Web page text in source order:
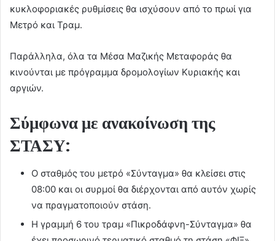
κυκλοφοριακές ρυθμίσεις θα ισχύσουν από το πρωί για
Μετρό και Τραμ.
Παράλληλα, όλα τα Μέσα Μαζικής Μεταφοράς θα
κινούνται με πρόγραμμα δρομολογίων Κυριακής και
αργιών.
Σύμφωνα με ανακοίνωση της
ΣΤΑΣΥ:
Ο σταθμός του μετρό «Σύνταγμα» θα κλείσει στις
08:00 και οι συρμοί θα διέρχονται από αυτόν χωρίς
να πραγματοποιούν στάση.
Η γραμμή 6 του τραμ «Πικροδάφνη-Σύνταγμα» θα